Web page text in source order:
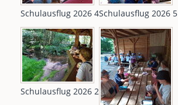
Schulausflug 2026 4Schulausflug 2026 5
Schulausflug 2026 2